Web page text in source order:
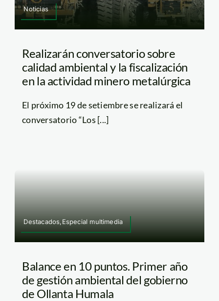
Noticias
Realizarán conversatorio sobre
calidad ambiental y la fiscalización
en la actividad minero metalúrgica
El próximo 19 de setiembre se realizará el
conversatorio “Los [...]
Destacados,Especial multimedia
Balance en 10 puntos. Primer año
de gestión ambiental del gobierno
de Ollanta Humala